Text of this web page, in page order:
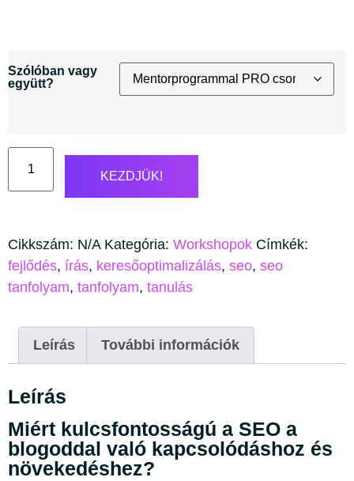
Szólóban vagy
együtt?
KEZDJÜK!
Cikkszám: N/A Kategória: Workshopok Címkék:
fejlődés, írás, keresőoptimalizálás, seo, seo
tanfolyam, tanfolyam, tanulás
Leírás További információk
Leírás
Miért kulcsfontosságú a SEO a
blogoddal való kapcsolódáshoz és
növekedéshez?